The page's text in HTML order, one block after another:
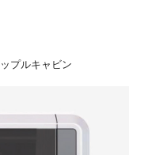
プルキャビン